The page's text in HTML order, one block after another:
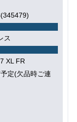
ス
XL FR
定(欠品時ご連